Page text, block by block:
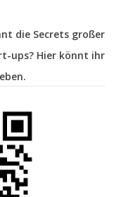
die Secrets großer
ups? Hier könnt ihr